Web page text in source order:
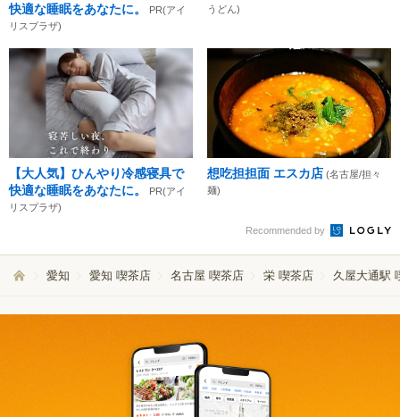
快適な睡眠をあなたに。
PR(アイ
リスプラザ)
うどん)
【大人気】ひんやり冷感寝具で
快適な睡眠をあなたに。
PR(アイ
リスプラザ)
想吃担担面 エスカ店 (名古屋/担々
麺)
Recommended by
愛知 愛知 喫茶店 名古屋 喫茶店 栄 喫茶店 久屋大通駅